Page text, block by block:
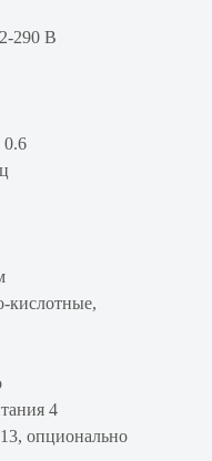
290 В
4
опционально